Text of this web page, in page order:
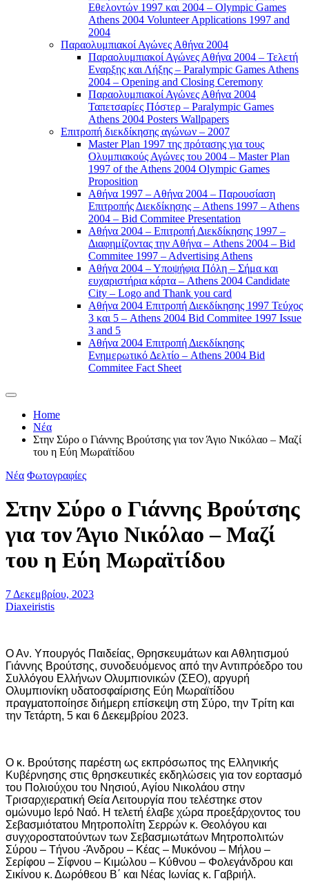
Εθελοντών 1997 και 2004 – Olympic Games
Athens 2004 Volunteer Applications 1997 and
2004
Παραολυμπιακοί Αγώνες Αθήνα 2004
Παραολυμπιακοί Αγώνες Αθήνα 2004 – Τελετή
Εναρξης και Λήξης – Paralympic Games Athens
2004 – Opening and Closing Ceremony
Παραολυμπιακοί Αγώνες Αθήνα 2004
Ταπετσαρίες Πόστερ – Paralympic Games
Athens 2004 Posters Wallpapers
Επιτροπή διεκδίκησης αγώνων – 2007
Master Plan 1997 της πρότασης για τους
Ολυμπιακούς Αγώνες του 2004 – Master Plan
1997 of the Athens 2004 Olympic Games
Proposition
Αθήνα 1997 – Αθήνα 2004 – Παρουσίαση
Επιτροπής Διεκδίκησης – Athens 1997 – Athens
2004 – Bid Commitee Presentation
Αθήνα 2004 – Επιτροπή Διεκδίκησης 1997 –
Διαφημίζοντας την Αθήνα – Athens 2004 – Bid
Commitee 1997 – Advertising Athens
Αθήνα 2004 – Υποψήφια Πόλη – Σήμα και
ευχαριστήρια κάρτα – Athens 2004 Candidate
City – Logo and Thank you card
Αθήνα 2004 Επιτροπή Διεκδίκησης 1997 Τεύχος
3 και 5 – Athens 2004 Bid Commitee 1997 Issue
3 and 5
Αθήνα 2004 Επιτροπή Διεκδίκησης
Ενημερωτικό Δελτίο – Athens 2004 Bid
Commitee Fact Sheet
Home
Νέα
Στην Σύρο ο Γιάννης Βρούτσης για τον Άγιο Νικόλαο – Μαζί
του η Εύη Μωραϊτίδου
Νέα Φωτογραφίες
Στην Σύρο ο Γιάννης Βρούτσης
για τον Άγιο Νικόλαο – Μαζί
του η Εύη Μωραϊτίδου
7 Δεκεμβρίου, 2023
Diaxeiristis
Ο Αν. Υπουργός Παιδείας, Θρησκευμάτων και Αθλητισμού
Γιάννης Βρούτσης, συνοδευόμενος από την Αντιπρόεδρο του
Συλλόγου Ελλήνων Ολυμπιονικών (ΣΕΟ), αργυρή
Ολυμπιονίκη υδατοσφαίρισης Εύη Μωραϊτίδου
πραγματοποίησε διήμερη επίσκεψη στη Σύρο, την Τρίτη και
την Τετάρτη, 5 και 6 Δεκεμβρίου 2023.
Ο κ. Βρούτσης παρέστη ως εκπρόσωπος της Ελληνικής
Κυβέρνησης στις θρησκευτικές εκδηλώσεις για τον εορτασμό
του Πολιούχου του Νησιού, Αγίου Νικολάου στην
Τρισαρχιερατική Θεία Λειτουργία που τελέστηκε στον
ομώνυμο Ιερό Ναό. Η τελετή έλαβε χώρα προεξάρχοντος του
Σεβασμιότατου Μητροπολίτη Σερρών κ. Θεολόγου και
συγχοροστατούντων των Σεβασμιωτάτων Μητροπολιτών
Σύρου – Τήνου -Άνδρου – Κέας – Μυκόνου – Μήλου –
Σερίφου – Σίφνου – Κιμώλου – Κύθνου – Φολεγάνδρου και
Σικίνου κ. Δωρόθεου Β΄ και Νέας Ιωνίας κ. Γαβριήλ.